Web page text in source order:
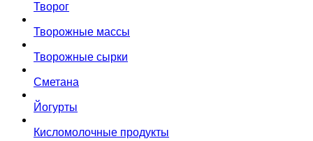
Творог
Творожные массы
Творожные сырки
Сметана
Йогурты
Кисломолочные продукты